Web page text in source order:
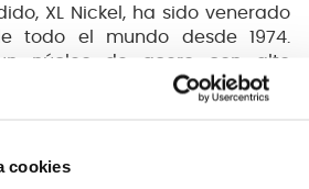
cookies
XL Nickel, ha sido venerado
todo el mundo desde 1974.
núcleo de acero con alto
y entorchados de acero